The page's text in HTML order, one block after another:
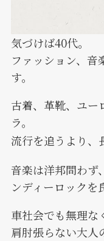
気づけば40代。
ファッション、音
す。
古着、革靴、ユー
ラ。
流行を追うより、
音楽は洋邦問わず
ンディーロックを
車社会でも無理な
肩肘張らない大人